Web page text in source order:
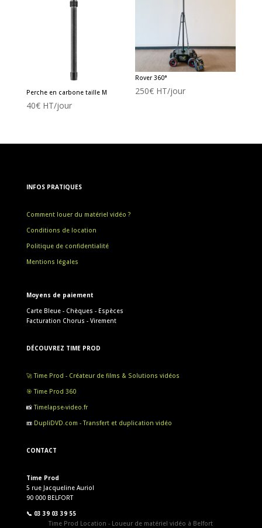
Perche en carbone taille M
40€HT/jour
Rover 360°
250€ HT/jour
INFOS PRATIQUES
Comment louer du matériel vidéo ?
Conditions de location
Politique de confidentialité
Mentions légales
Moyens de paiement
Carte Bleue - Chèques - Espèces
Facturation Chorus - Virement
DÉCOUVREZ TIME PROD
🚀 Time Prod - Créateur de films & Solutions vidéos
🎯 Time Prod 360
📸Timelapse-video.fr
📼 DupliDVD.com - Transfert et duplication vidéo
CONTACT
Time Prod
5 rue Jacqueline Auriol
90 000 BELFORT
📞 03 39 03 39 55
Time Prod Location - Loueur de matériel vidéo à Belfort